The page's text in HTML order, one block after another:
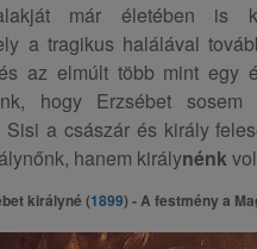
már életében is
a tragikus halálával
az elmúlt több mint egy
hogy Erzsébet
Sisi a császár és király
hanem királynénk
királyné (1899) - A festmény a